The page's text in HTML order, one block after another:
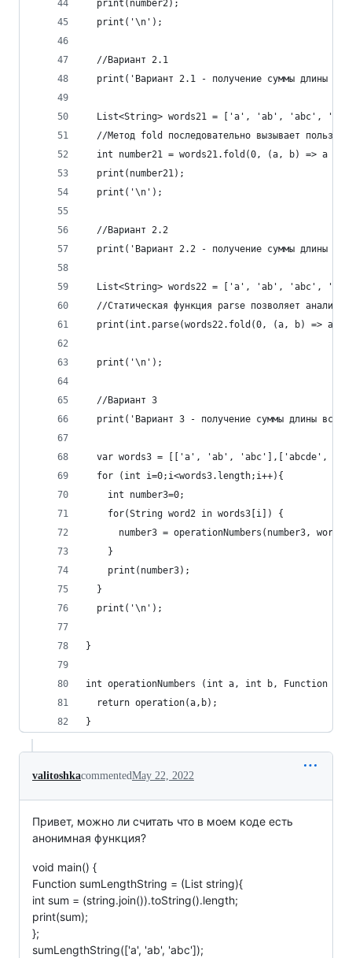
  print(number2);
  print('\n');
  //Вариант 2.1
print('Вариант 2.1 - получение суммы длины
List<String> words21 = ['a', 'ab', 'abc',
//Метод fold последовательно вызывает
int number21 = words21.fold(0, (a, b) => a +
  print(number21);
  print('\n');
  //Вариант 2.2
print('Вариант 2.2 - получение суммы длины
List<String> words22 = ['a', 'ab', 'abc',
//Статическая функция parse позволяет
print(int.parse(words22.fold(0, (a, b) => a +
  print('\n');
  //Вариант 3
print('Вариант 3 - получение суммы длины
var words3 = [['a', 'ab', 'abc'],['abcde',
  for (int i=0;i<words3.length;i++){
    int number3=0;
    for(String word2 in words3[i]) {
number3 = operationNumbers(number3,
    }
    print(number3);
  }
  print('\n');
}
int operationNumbers (int a, int b, Function
  return operation(a,b);
}
valitoshkacommentedMay 22, 2022
Привет, можно ли считать что в моем коде есть
анонимная функция?
void main() {
Function sumLengthString = (List string){
int sum = (string.join()).toString().length;
print(sum);
};
sumLengthString(['a', 'ab', 'abc']);